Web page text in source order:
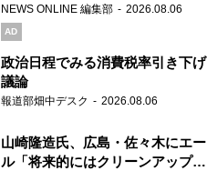
展開 「マ・マー」「青の洞窟」
ブランドを強化
NEWS ONLINE 編集部 2026.08.06
政治日程でみる消費税率引き下げ
議論
報道部畑中デスク 2026.08.06
山崎隆造氏、広島・佐々木にエー
ル「将来的にはクリーンアップを